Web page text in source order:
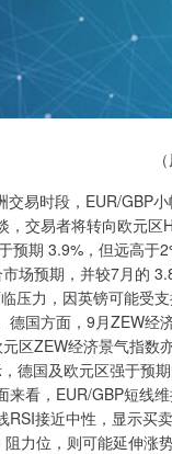
易时段，EUR/GBP
，交易者将转向欧元
预期 3.9%，但远高
场预期，并较7月的
压力，因英镑可能受
德国方面，9月ZEW
区ZEW经济景气指数
德国及欧元区强于预
来看，EUR/GBP短线
RSI接近中性，显示买
力位，则可能延伸涨